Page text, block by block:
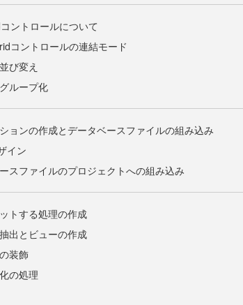
ントロールについて
コントロールの連結モード
び変え
ループ化
ョンの作成とデータベースファイルの組み込み
イン
スファイルのプロジェクトへの組み込み
トする処理の作成
出とビューの作成
装飾
の処理